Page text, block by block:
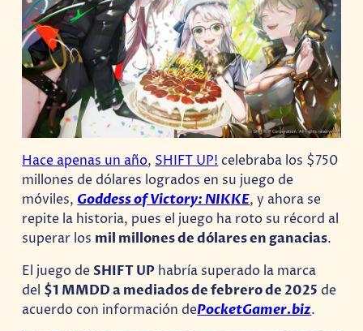
Hace apenas un año, SHIFT UP! celebraba los $750
millones de dólares logrados en su juego de
móviles, Goddess of Victory: NIKKE, y ahora se
repite la historia, pues el juego ha roto su récord al
superar los mil millones de dólares en ganacias.
El juego deSHIFT UP habría superado la marca
del $1 MMDD a mediados de febrero de 2025 de
acuerdo con información dePocketGamer.biz.